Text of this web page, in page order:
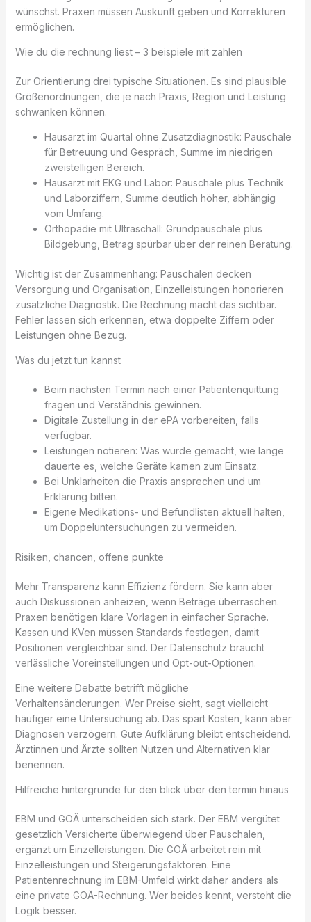
wünschst. Praxen müssen Auskunft geben und Korrekturen
ermöglichen.
Wie du die rechnung liest – 3 beispiele mit zahlen
Zur Orientierung drei typische Situationen. Es sind plausible
Größenordnungen, die je nach Praxis, Region und Leistung
schwanken können.
Hausarzt im Quartal ohne Zusatzdiagnostik: Pauschale
für Betreuung und Gespräch, Summe im niedrigen
zweistelligen Bereich.
Hausarzt mit EKG und Labor: Pauschale plus Technik
und Laborziffern, Summe deutlich höher, abhängig
vom Umfang.
Orthopädie mit Ultraschall: Grundpauschale plus
Bildgebung, Betrag spürbar über der reinen Beratung.
Wichtig ist der Zusammenhang: Pauschalen decken
Versorgung und Organisation, Einzelleistungen honorieren
zusätzliche Diagnostik. Die Rechnung macht das sichtbar.
Fehler lassen sich erkennen, etwa doppelte Ziffern oder
Leistungen ohne Bezug.
Was du jetzt tun kannst
Beim nächsten Termin nach einer Patientenquittung
fragen und Verständnis gewinnen.
Digitale Zustellung in der ePA vorbereiten, falls
verfügbar.
Leistungen notieren: Was wurde gemacht, wie lange
dauerte es, welche Geräte kamen zum Einsatz.
Bei Unklarheiten die Praxis ansprechen und um
Erklärung bitten.
Eigene Medikations- und Befundlisten aktuell halten,
um Doppeluntersuchungen zu vermeiden.
Risiken, chancen, offene punkte
Mehr Transparenz kann Effizienz fördern. Sie kann aber
auch Diskussionen anheizen, wenn Beträge überraschen.
Praxen benötigen klare Vorlagen in einfacher Sprache.
Kassen und KVen müssen Standards festlegen, damit
Positionen vergleichbar sind. Der Datenschutz braucht
verlässliche Voreinstellungen und Opt-out-Optionen.
Eine weitere Debatte betrifft mögliche
Verhaltensänderungen. Wer Preise sieht, sagt vielleicht
häufiger eine Untersuchung ab. Das spart Kosten, kann aber
Diagnosen verzögern. Gute Aufklärung bleibt entscheidend.
Ärztinnen und Ärzte sollten Nutzen und Alternativen klar
benennen.
Hilfreiche hintergründe für den blick über den termin hinaus
EBM und GOÄ unterscheiden sich stark. Der EBM vergütet
gesetzlich Versicherte überwiegend über Pauschalen,
ergänzt um Einzelleistungen. Die GOÄ arbeitet rein mit
Einzelleistungen und Steigerungsfaktoren. Eine
Patientenrechnung im EBM-Umfeld wirkt daher anders als
eine private GOÄ-Rechnung. Wer beides kennt, versteht die
Logik besser.